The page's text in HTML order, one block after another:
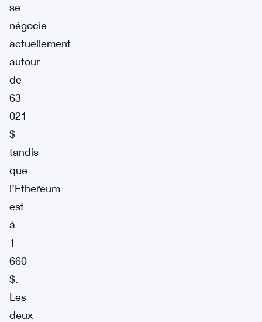
se
négocie
actuellement
autour
de
63
021
$
tandis
que
l’Ethereum
est
à
1
660
$.
Les
deux